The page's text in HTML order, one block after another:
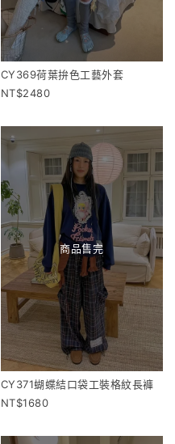
CY369荷葉拚色工藝外套
2480
商品售完
CY371蝴蝶結口袋工裝格紋長褲
1680